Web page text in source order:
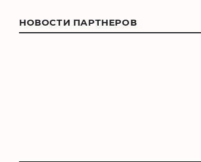
НОВОСТИ ПАРТНЕРОВ